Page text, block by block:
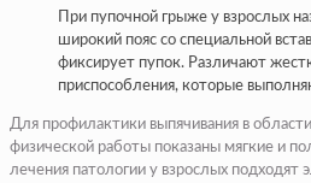
При пупочной грыже у взрослых
широкий пояс со специальной
фиксирует пупок. Различают
приспособления, которые
Для профилактики выпячивания в
физической работы показаны мягкие и
лечения патологии у взрослых подходят